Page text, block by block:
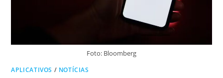
Foto: Bloomberg
APLICATIVOS / NOTÍCIAS